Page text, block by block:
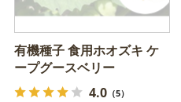
有機種子 食用ホオズキ ケ
ープグースベリー
4.0（5）